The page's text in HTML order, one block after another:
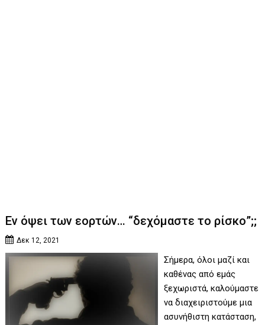
Εν όψει των εορτών… “δεχόμαστε το ρίσκο”;;
Δεκ 12, 2021
Σήμερα, όλοι μαζί και
καθένας από εμάς
ξεχωριστά, καλούμαστε
να διαχειριστούμε μια
ασυνήθιστη κατάσταση,